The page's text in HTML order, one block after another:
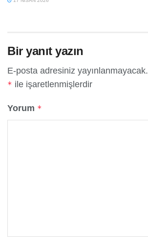
Bir yanıt yazın
E-posta adresiniz yayınlanmayacak.
* ile işaretlenmişlerdir
Yorum *